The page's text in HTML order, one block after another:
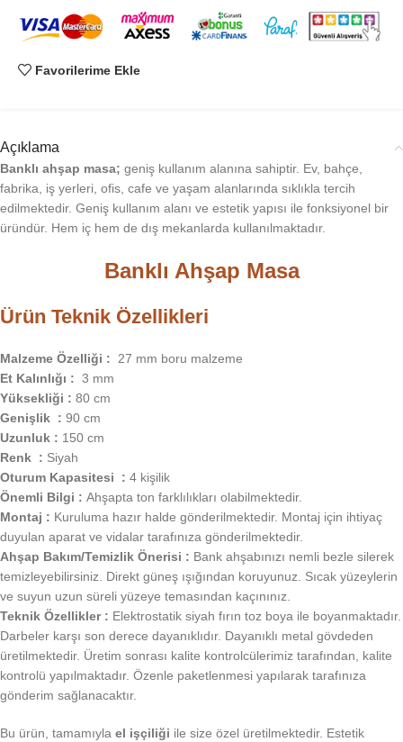
Favorilerime Ekle
Açıklama
Banklı ahşap masa; geniş kullanım alanına sahiptir. Ev, bahçe,
fabrika, iş yerleri, ofis, cafe ve yaşam alanlarında sıklıkla tercih
edilmektedir. Geniş kullanım alanı ve estetik yapısı ile fonksiyonel bir
üründür. Hem iç hem de dış mekanlarda kullanılmaktadır.
Banklı Ahşap Masa
Ürün Teknik Özellikleri
Malzeme Özelliği : 27 mm boru malzeme
Et Kalınlığı : 3 mm
Yüksekliği : 80 cm
Genişlik : 90 cm
Uzunluk : 150 cm
Renk : Siyah
Oturum Kapasitesi : 4 kişilik
Önemli Bilgi : Ahşapta ton farklılıkları olabilmektedir.
Montaj : Kuruluma hazır halde gönderilmektedir. Montaj için ihtiyaç
duyulan aparat ve vidalar tarafınıza gönderilmektedir.
Ahşap Bakım/Temizlik Önerisi : Bank ahşabınızı nemli bezle silerek
temizleyebilirsiniz. Direkt güneş ışığından koruyunuz. Sıcak yüzeylerin
ve suyun uzun süreli yüzeye temasından kaçınınız.
Teknik Özellikler : Elektrostatik siyah fırın toz boya ile boyanmaktadır.
Darbeler karşı son derece dayanıklıdır. Dayanıklı metal gövdeden
üretilmektedir. Üretim sonrası kalite kontrolcülerimiz tarafından, kalite
kontrolü yapılmaktadır. Özenle paketlenmesi yapılarak tarafınıza
gönderim sağlanacaktır.
Bu ürün, tamamıyla el işçiliği ile size özel üretilmektedir. Estetik